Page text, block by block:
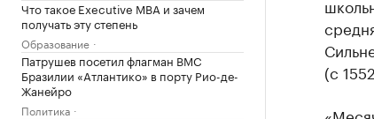
Что такое Executive MBA и зачем
получать эту степень
Образование
Патрушев посетил флагман ВМС
Бразилии «Атлантико» в порту Рио-де-
Жанейро
Политика
(с